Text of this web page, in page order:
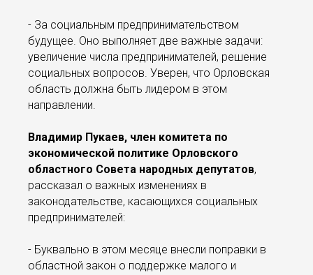
- За социальным предпринимательством
будущее. Оно выполняет две важные задачи:
увеличение числа предпринимателей, решение
социальных вопросов. Уверен, что Орловская
область должна быть лидером в этом
направлении.
Владимир Пукаев, член комитета по
экономической политике Орловского
областного Совета народных депутатов,
рассказал о важных изменениях в
законодательстве, касающихся социальных
предпринимателей:
- Буквально в этом месяце внесли поправки в
областной закон о поддержке малого и